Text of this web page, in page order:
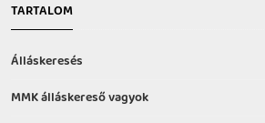
TARTALOM
Álláskeresés
MMK álláskereső vagyok